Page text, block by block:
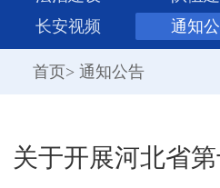
长安视频
通知
首页> 通知公告
关于开展河北省